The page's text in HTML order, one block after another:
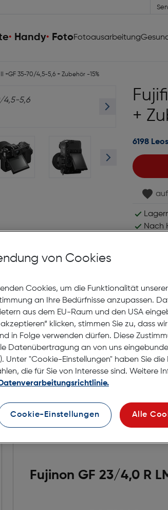
Handy FotoFotoausarbeitung
II +GF 35-70/4,5-5,6 + Zubehör -15%
+
6198 Leos
Nach
Fujinon GF 23/4,0 R
von Cookies
Cookies, um die Funktionalität
an Ihre Bedürfnisse anzupassen.
aus dem EU-Raum und den USA
klicken, stimmen Sie zu, dass
in Folge verwenden dürfen. Diese
Datenübertragung an von uns
Unter "Cookie-Einstellungen" haben Sie
die für Sie von Interesse sind. Weitere
Datenverarbeitungsrichtlinie.
Cookie-Einstellungen Alle